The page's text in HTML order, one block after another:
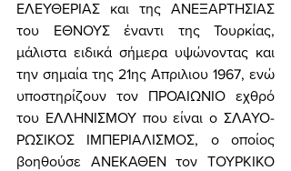
ΕΛΕΥΘΕΡΙΑΣ και της ΑΝΕΞΑΡΤΗΣΙΑΣ
του ΕΘΝΟΥΣ έναντι της Τουρκίας,
μάλιστα ειδικά σήμερα υψώνοντας και
την σημαία της 21ης Απριλιου 1967, ενώ
υποστηρίζουν τον ΠΡΟΑΙΩΝΙΟ εχθρό
του ΕΛΛΗΝΙΣΜΟΥ που είναι ο ΣΛΑΥΟ-
ΡΩΣΙΚΟΣ ΙΜΠΕΡΙΑΛΙΣΜΟΣ, ο οποίος
βοηθούσε ΑΝΕΚΑΘΕΝ τον ΤΟΥΡΚΙΚΟ